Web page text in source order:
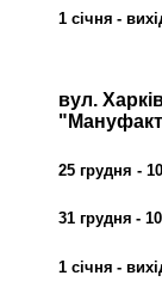
1 січня -
вул.
25 грудня -
31 грудня -
1 січня -